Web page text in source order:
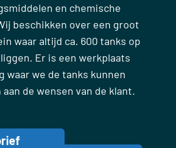
en chemische
beschikken over een groot
waar altijd ca. 600 tanks op
Er is een werkplaats
waar we de tanks kunnen
aan de wensen van de klant.